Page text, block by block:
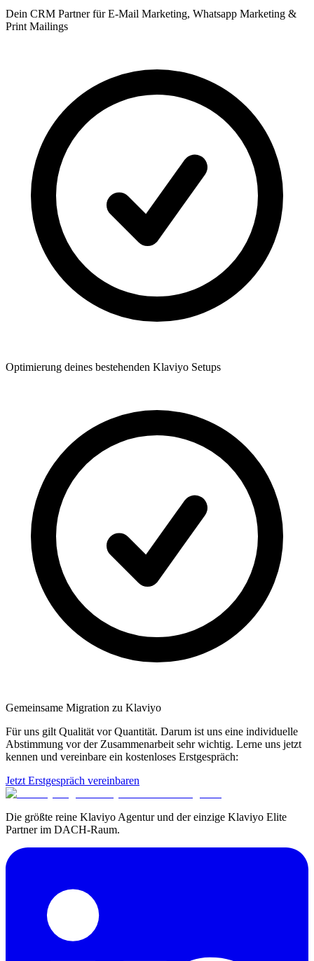
Dein CRM Partner für E-Mail Marketing, Whatsapp Marketing &
Print Mailings
Optimierung deines bestehenden Klaviyo Setups
Gemeinsame Migration zu Klaviyo
Für uns gilt Qualität vor Quantität. Darum ist uns eine individuelle
Abstimmung vor der Zusammenarbeit sehr wichtig. Lerne uns jetzt
kennen und vereinbare ein kostenloses Erstgespräch:
Jetzt Erstgespräch vereinbaren
Die größte reine Klaviyo Agentur und der einzige Klaviyo Elite
Partner im DACH-Raum.